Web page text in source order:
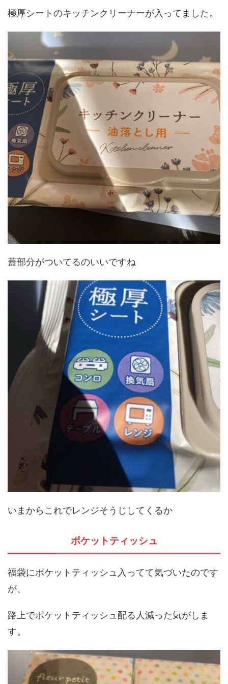
極厚シートのキッチンクリーナーが入ってました。
蓋部分がついてるのいいですね
いまからこれでレンジそうじしてくるか
ポケットティッシュ
福袋にポケットティッシュ入ってて気づいたのです
が、
路上でポケットティッシュ配る人減った気がしま
す。